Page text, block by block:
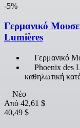
-5%
Γερμανικό
Lumières
Γερμανικό
Phoenix des
καθηλωτική
Νέο
Από 42,61 $
40,49 $